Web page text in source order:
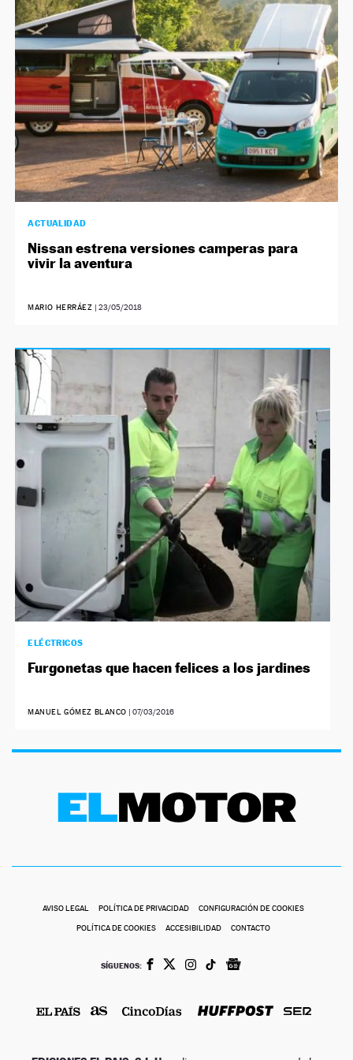
NEWSLETTER
SÍGUENOS
ACTUALIDAD
Nissan estrena versiones camperas para
vivir la aventura
MARIO HERRÁEZ | 23/05/2018
ELÉCTRICOS
Furgonetas que hacen felices a los jardines
MANUEL GÓMEZ BLANCO |07/03/2016
AVISO LEGAL POLÍTICA DE PRIVACIDAD CONFIGURACIÓN DE COOKIES
POLÍTICA DE COOKIES ACCESIBILIDAD CONTACTO
SÍGUENOS: